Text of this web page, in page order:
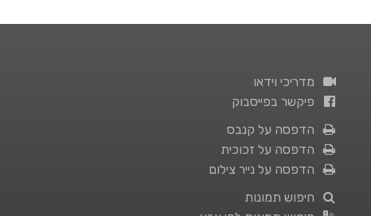
מדריכי וידאו
פיקשר בפייסבוק
הדפסה על קנבס
הדפסה על זכוכית
הדפסה על נייר צילום
חיפוש תמונות